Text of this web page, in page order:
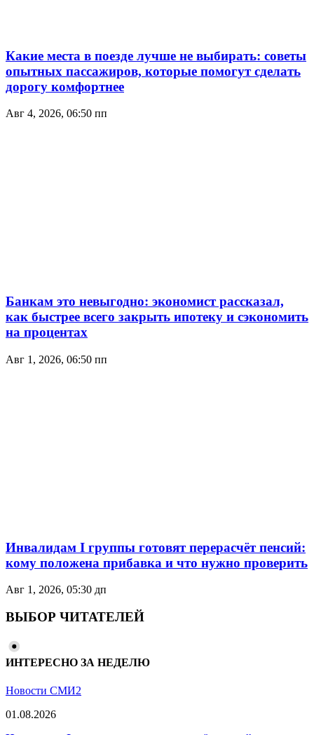
Какие места в поезде лучше не выбирать: советы
опытных пассажиров, которые помогут сделать
дорогу комфортнее
Авг 4, 2026, 06:50 пп
Банкам это невыгодно: экономист рассказал,
как быстрее всего закрыть ипотеку и сэкономить
на процентах
Авг 1, 2026, 06:50 пп
Инвалидам I группы готовят перерасчёт пенсий:
кому положена прибавка и что нужно проверить
Авг 1, 2026, 05:30 дп
ВЫБОР ЧИТАТЕЛЕЙ
ИНТЕРЕСНО ЗА НЕДЕЛЮ
Новости СМИ2
01.08.2026